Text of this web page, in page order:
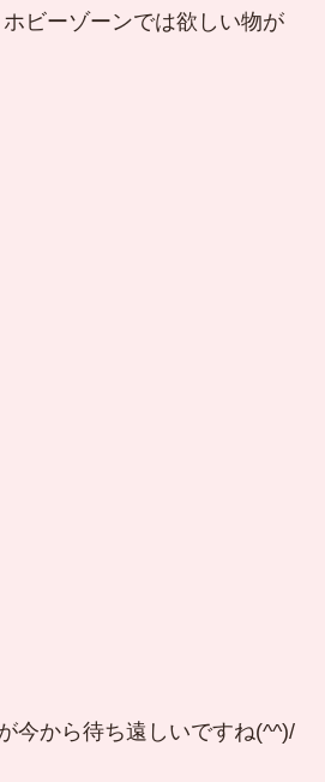
ビーゾーンでは欲しい物が
今から待ち遠しいですね(^^)/